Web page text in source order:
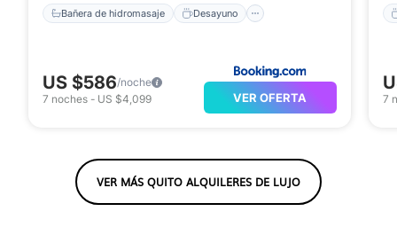
Bañera de hidromasaje Desayuno
US $586/noche
7 noches - US $4,099 VER OFERTA 7
VER MÁS QUITO ALQUILERES DE LUJO